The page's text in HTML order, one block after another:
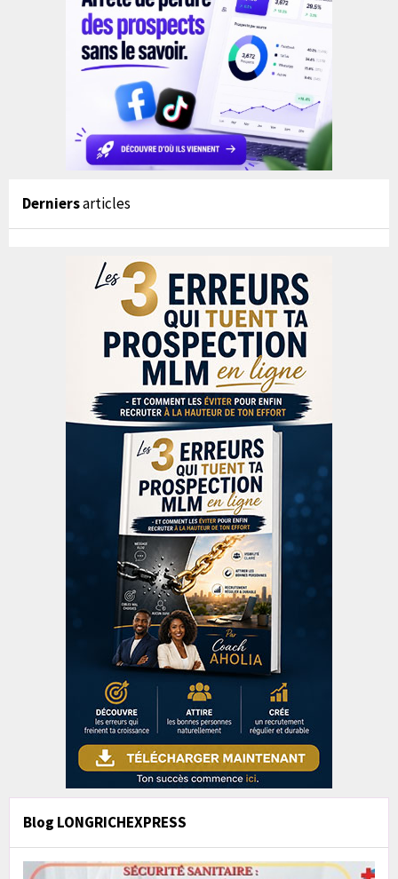
Derniersarticles
Blog LONGRICHEXPRESS